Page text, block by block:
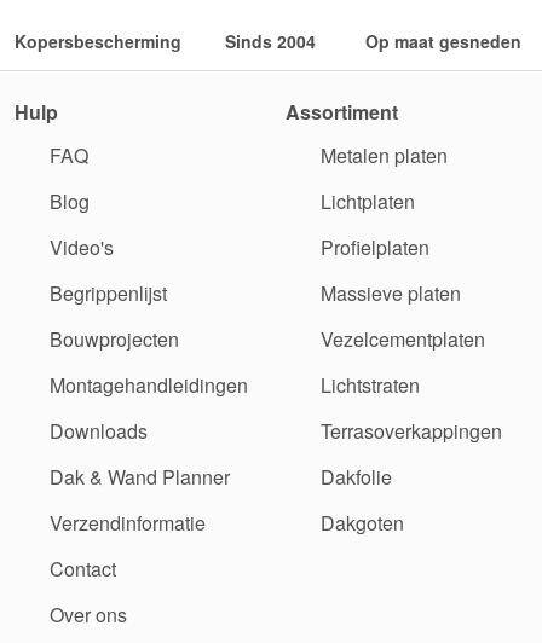
Kopersbescherming Sinds 2004 Op maat gesneden
Hulp
FAQ
Blog
Video's
Begrippenlijst
Bouwprojecten
Montagehandleidingen
Downloads
Dak & Wand Planner
Verzendinformatie
Contact
Over ons
Assortiment
Metalen platen
Lichtplaten
Profielplaten
Massieve platen
Vezelcementplaten
Lichtstraten
Terrasoverkappingen
Dakfolie
Dakgoten